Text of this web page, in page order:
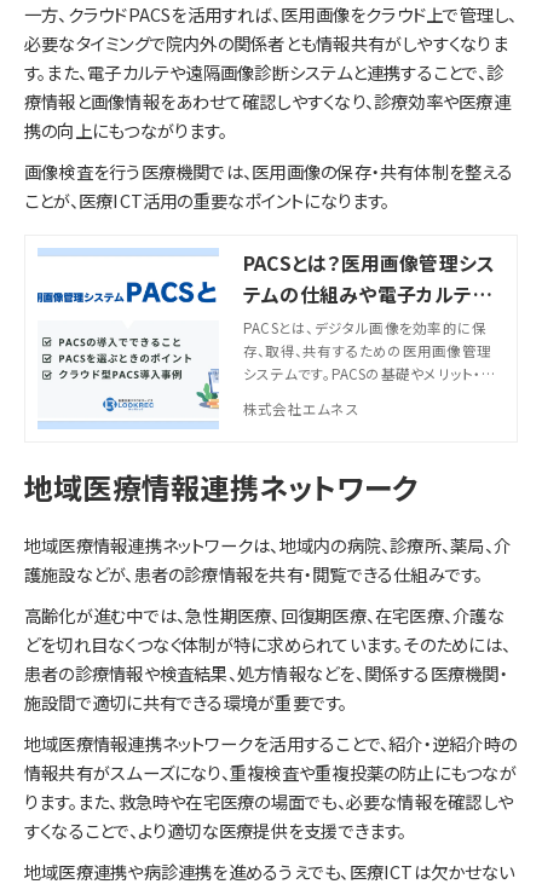
一方、クラウドPACSを活用すれば、医用画像をクラウド上で管理し、
必要なタイミングで院内外の関係者とも情報共有がしやすくなりま
す。また、電子カルテや遠隔画像診断システムと連携することで、診
療情報と画像情報をあわせて確認しやすくなり、診療効率や医療連
携の向上にもつながります。
画像検査を行う医療機関では、医用画像の保存・共有体制を整える
ことが、医療ICT活用の重要なポイントになります。
PACSとは？医用画像管理シス
テムの仕組みや電子カルテと
の違い、導入メリット・選び方
を解説
PACSとは、デジタル画像を効率的に保
存、取得、共有するための医用画像管理
システムです。PACSの基礎やメリット・課
入メリットや事例も紹介！開業やリプレイ
株式会社エムネス
地域医療情報連携ネットワーク
地域医療情報連携ネットワークは、地域内の病院、診療所、薬局、介
護施設などが、患者の診療情報を共有・閲覧できる仕組みです。
高齢化が進む中では、急性期医療、回復期医療、在宅医療、介護な
どを切れ目なくつなぐ体制が特に求められています。そのためには、
患者の診療情報や検査結果、処方情報などを、関係する医療機関・
施設間で適切に共有できる環境が重要です。
地域医療情報連携ネットワークを活用することで、紹介・逆紹介時の
情報共有がスムーズになり、重複検査や重複投薬の防止にもつなが
ります。また、救急時や在宅医療の場面でも、必要な情報を確認しや
すくなることで、より適切な医療提供を支援できます。
地域医療連携や病診連携を進めるうえでも、医療ICTは欠かせない